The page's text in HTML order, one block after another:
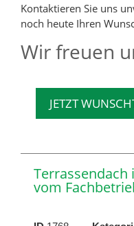
Kontaktieren Sie uns
noch heute Ihren
Wir freuen
JETZT
Terrassendach
vom